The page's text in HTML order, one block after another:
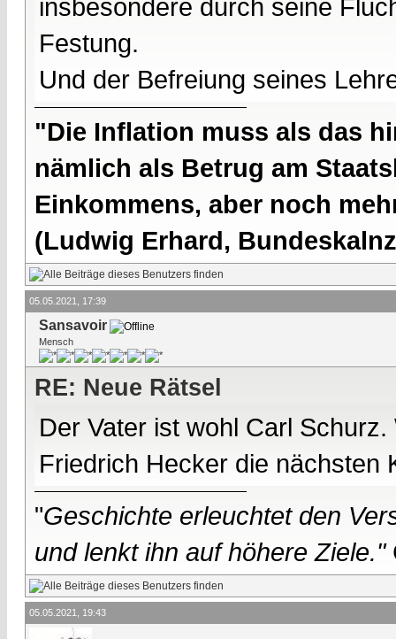
insbesondere durch seine
Festung.
Und der Befreiung seines
"Die Inflation muss als das
nämlich als Betrug am
Einkommens, aber noch
(Ludwig Erhard,
05.05.2021, 17:39
Sansavoir
Mensch
RE: Neue Rätsel
Der Vater ist wohl Carl
Friedrich Hecker die nächsten
"Geschichte erleuchtet den
und lenkt ihn auf höhere Ziele."
05.05.2021, 19:43